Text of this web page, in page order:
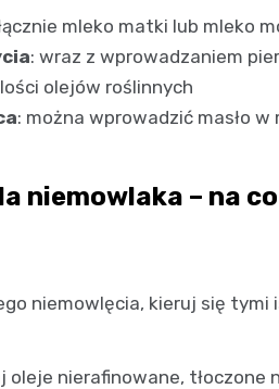
mleko matki lub mleko
: wraz z wprowadzaniem
olejów roślinnych
: można wprowadzić masło w
niemowlaka – na
niemowlęcia, kieruj się
oleje nierafinowane, tłoczone